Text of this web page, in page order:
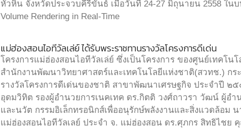
หัวหิน จังหวัดประจวบคีรีขันธ์ เมื่อวันที่ 24-27 มิถุนายน 2558 ในบ
Volume Rendering in Real-Time
แม่ฮ่องสอนไอทีวัลเล่ย์ ได้รับพระราชทานรางวัลโครงการดีเด่น
โครงการแม่ฮ่องสอนไอทีวัลเล่ย์ ซึ่งเป็นโครงการ ของศูนย์เทคโน
สำนักงานพัฒนาวิทยาศาสตร์และเทคโนโลยีแห่งชาติ(สวทช.) กร
รางวัลโครงการดีเด่นของชาติ สาขาพัฒนาเศรษฐกิจ ประจำปี
อุดมวิทิต รองผู้อำนวยการเนคเทค ดร.กิตติ วงศ์ถาวรา วัฒน์ ผู้อ
และนวัต กรรมอิเล็กทรอนิกส์เพื่ออนุรักษ์พลังงานและสิ่งแวดล้อ
แม่ฮ่องสอนไอทีวัลเลย์ ประจำ จ. แม่ฮ่องสอน ดร.ศุภกร สิทธิไชย